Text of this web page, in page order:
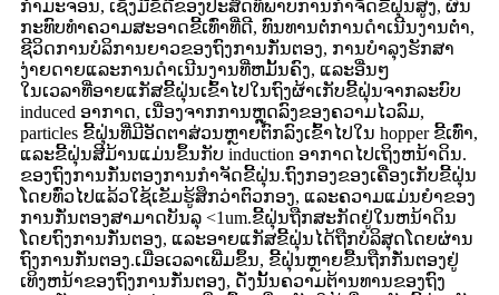
ກໍາມະຈອນ, ເຊິ່ງມີຂໍ້ດີຂອງປະສິດທິພາບການກໍາຈັດຂີ້ຝຸ່ນສູງ, ຜົນ
ກະທົບທໍາຄວາມສະອາດຂີ້ເທົ່າທີ່ດີ, ທົນທານຕໍ່ການດໍາເນີນງານຕ່ໍາ,
ຊີວິດການບໍລິການຍາວຂອງຖົງການກັ່ນຕອງ, ການບໍາລຸງຮັກສາ
ງ່າຍດາຍແລະການດໍາເນີນງານທີ່ຫມັ້ນຄົງ, ແລະອື່ນໆ
ໃນເວລາທີ່ອາຍແກັສຂີ້ຝຸ່ນເຂົ້າໄປໃນຖົງຜ້າເກັບຂີ້ຝຸ່ນຈາກລະບົບ
induced ອາກາດ, ເນື່ອງຈາກການຫຼຸດລົງຂອງຄວາມໄວລົມ,
particles ຂີ້ຝຸ່ນທີ່ມີອັດຕາສ່ວນຫຼາຍຕົກລົງເຂົ້າໄປໃນ hopper ຂີ້ເທົ່າ,
ແລະຂີ້ຝຸ່ນສີມ້ານແມ່ນຂຶ້ນກັບ induction ອາກາດໄປເຖິງຫນ້າດິນ.
ຂອງຖົງການກັ່ນຕອງການກໍາຈັດຂີ້ຝຸ່ນ.ຖົງກອງຂອງເຄື່ອງເກັບຂີ້ຝຸ່ນ
ໂດຍທົ່ວໄປແລ້ວໃຊ້ເຂັມຮູ້ສຶກວ່າຕົວກອງ, ແລະຄວາມແມ່ນຍໍາຂອງ
ການກັ່ນຕອງສາມາດບັນລຸ <1um.ຂີ້ຝຸ່ນຖືກສະກັດຢູ່ໃນຫນ້າດິນ
ໂດຍຖົງການກັ່ນຕອງ, ແລະອາຍແກັສຂີ້ຝຸ່ນໄດ້ຖືກບໍລິສຸດໂດຍຜ່ານ
ຖົງການກັ່ນຕອງ.ເມື່ອເວລາເພີ່ມຂຶ້ນ, ຂີ້ຝຸ່ນຫຼາຍຂື້ນຖືກກັ່ນຕອງຢູ່
ເທິງຫນ້າຂອງຖົງການກັ່ນຕອງ, ດັ່ງນັ້ນຄວາມຕ້ານທານຂອງຖົງ